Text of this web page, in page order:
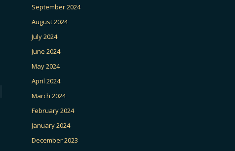
September 2024
August 2024
July 2024
June 2024
May 2024
April 2024
March 2024
February 2024
January 2024
December 2023